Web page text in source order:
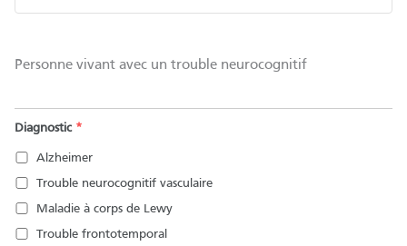
Personne vivant avec un trouble neurocognitif
Diagnostic *
Alzheimer
Trouble neurocognitif vasculaire
Maladie à corps de Lewy
Trouble frontotemporal